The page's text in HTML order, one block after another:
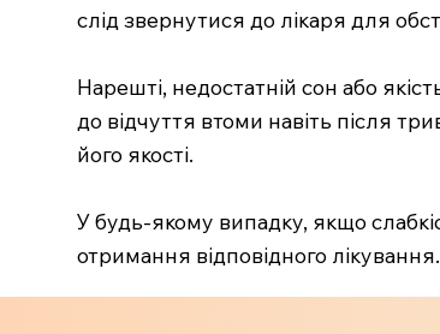
слід звернутися до лікаря для
Нарешті, недостатній сон або
до відчуття втоми навіть після
його якості.
У будь-якому випадку, якщо
отримання відповідного лікування.